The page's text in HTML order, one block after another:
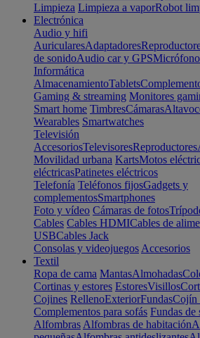
Limpieza Limpieza a vaporRobot
Electrónica
Audio y hifi
AuricularesAdaptadores
de sonidoAudio car y GPS
Informática
AlmacenamientoTablets
Gaming & streaming Monitores
Smart home TimbresCámaras
Wearables Smartwatches
Televisión
AccesoriosTelevisoresReproductores
Movilidad urbana KartsMotos
eléctricasPatinetes eléctricos
Telefonía Teléfonos fijosGadgets y
complementosSmartphones
Foto y vídeo Cámaras de fotos
Cables Cables HDMICables de
USBCables Jack
Consolas y videojuegos Accesorios
Textil
Ropa de cama MantasAlmohadas
Cortinas y estores EstoresVisillos
Cojines RellenoExteriorFundasCojín
Complementos para sofás Fundas de
Alfombras Alfombras de habitación